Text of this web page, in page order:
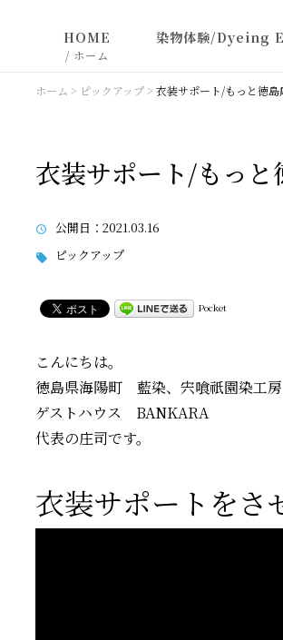
HOME
/ ホーム
お問い合わせ
染物体験/Dyeing
ホーム > ピックアップ > 衣装サポート/もっと徳島
衣装サポート/もっと
公開日 ：2021.03.16
ピックアップ
Pocket
こんにちは。
徳島県海陽町 藍染、宍喰祇園染
ゲストハウス BANKARA
代表の庄司です。
衣装サポートをさ